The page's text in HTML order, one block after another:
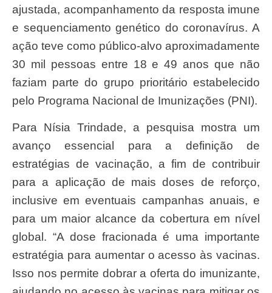
ajustada, acompanhamento da resposta imune
e sequenciamento genético do coronavírus. A
ação teve como público-alvo aproximadamente
30 mil pessoas entre 18 e 49 anos que não
faziam parte do grupo prioritário estabelecido
pelo Programa Nacional de Imunizações (PNI).
Para Nísia Trindade, a pesquisa mostra um
avanço essencial para a definição de
estratégias de vacinação, a fim de contribuir
para a aplicação de mais doses de reforço,
inclusive em eventuais campanhas anuais, e
para um maior alcance da cobertura em nível
global. “A dose fracionada é uma importante
estratégia para aumentar o acesso às vacinas.
Isso nos permite dobrar a oferta do imunizante,